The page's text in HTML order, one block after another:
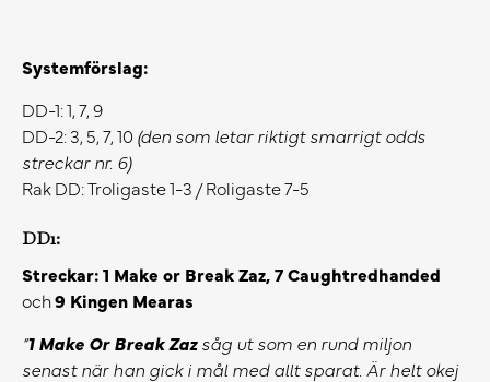
Systemförslag:
DD-1: 1, 7, 9
DD-2: 3, 5, 7, 10 (den som letar riktigt smarrigt odds
streckar nr. 6)
Rak DD: Troligaste 1-3 / Roligaste 7-5
DD1:
Streckar: 1 Make or Break Zaz, 7Caughtredhanded
och9 Kingen Mearas
“1 Make Or Break Zazsåg ut som en rund miljon
senast när han gick i mål med allt sparat. Är helt okej